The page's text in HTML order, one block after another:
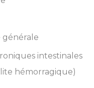
intestinales
hémorragique)